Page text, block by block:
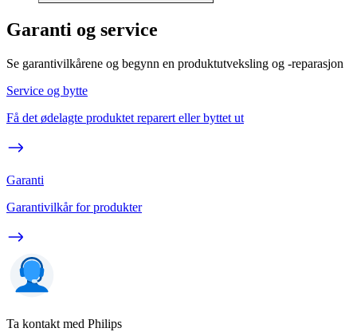
Garanti og service
Se garantivilkårene og begynn en produktutveksling og -reparasjon
Service og bytte
Få det ødelagte produktet reparert eller byttet ut
Garanti
Garantivilkår for produkter
Ta kontakt med Philips